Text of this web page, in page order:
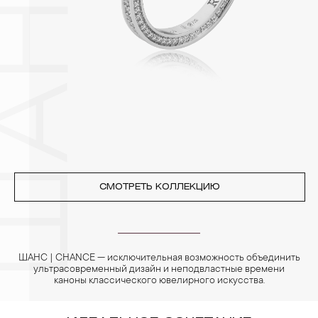
3. Ни в коем случае не храните украшения в ванной комнате.
Особенно беречь от воздействия влаги, необходимо
позолоченные изделия. Также высокую влажность плохо
переносят жемчуг, бирюза, малахит и янтарь.
СМОТРЕТЬ КОЛЛЕКЦИЮ
ШАНС | CHANCE — исключительная возможность объединить
ультрасовременный дизайн и неподвластные времени
каноны классического ювелирного искусства.